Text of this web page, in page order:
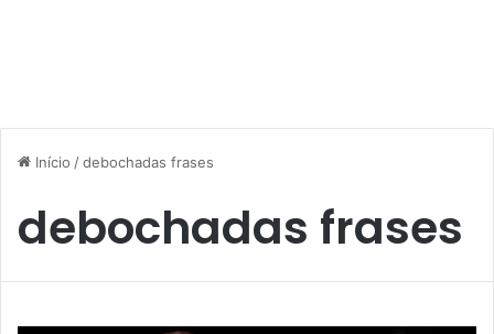
Início /debochadas frases
debochadas frases